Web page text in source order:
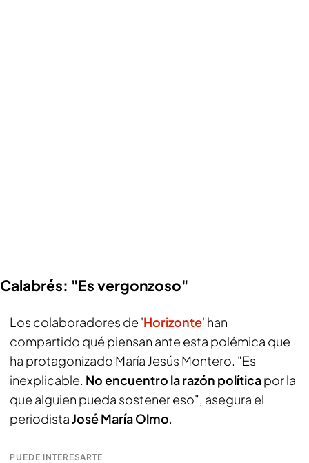
Calabrés: "Es vergonzoso"
Los colaboradores de 'Horizonte' han
compartido qué piensan ante esta polémica que
ha protagonizado María Jesús Montero. "Es
inexplicable. No encuentro la razón políticapor la
que alguien pueda sostener eso", asegura el
periodistaJosé María Olmo.
PUEDE INTERESARTE